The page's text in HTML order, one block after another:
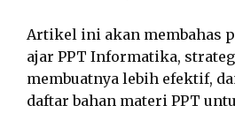
Artikel ini akan membahas
ajar PPT Informatika,
membuatnya lebih efektif,
daftar bahan materi PPT